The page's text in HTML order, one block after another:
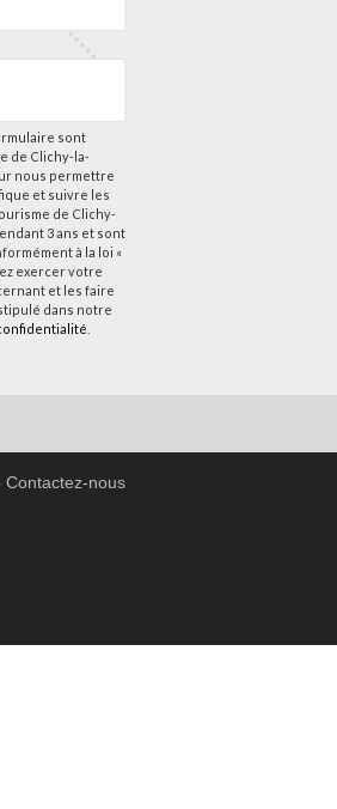
sont
de Clichy-la-
nous permettre
et suivre les
de Clichy-
3 ans et sont
à la loi «
exercer votre
et les faire
dans notre
Contactez-nous